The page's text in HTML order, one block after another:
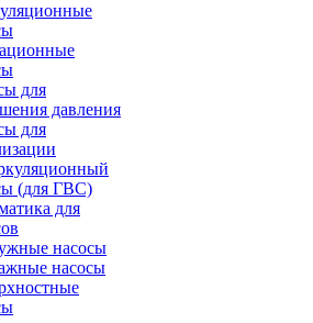
для
давления
для
(для ГВС)
для
насосы
насосы